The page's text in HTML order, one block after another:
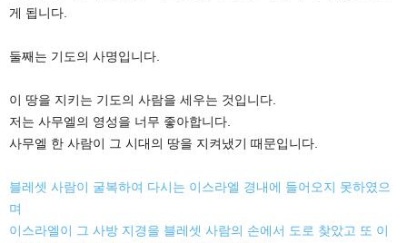
게 됩니다.
둘째는 기도의 사명입니다.
이 땅을 지키는 기도의 사람을 세우는 것입니다.
저는 사무엘의 영성을 너무 좋아합니다.
사무엘 한 사람이 그 시대의 땅을 지켜냈기 때문입니다.
블레셋 사람이 굴복하여 다시는 이스라엘 경내에 들어오지 못하였으
며
이스라엘이 그 사방 지경을 블레셋 사람의 손에서 도로 찾았고 또 이